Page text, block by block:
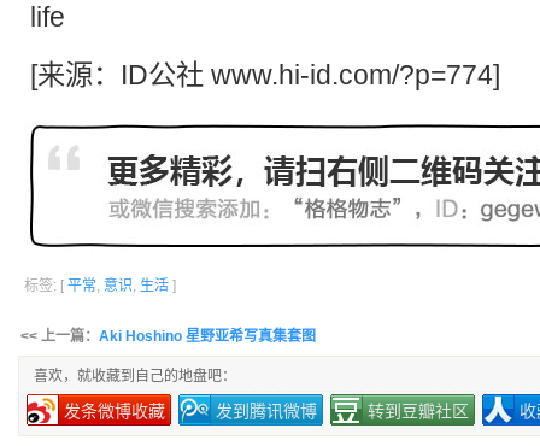
life
[来源：ID公社 www.hi-id.com/?p=774]
标签: [ 平常, 意识, 生活 ]
<< 上一篇： Aki Hoshino 星野亚希写真集套图
喜欢，就收藏到自己的地盘吧：
发条微博收藏 发到腾讯微博 转到豆瓣社区